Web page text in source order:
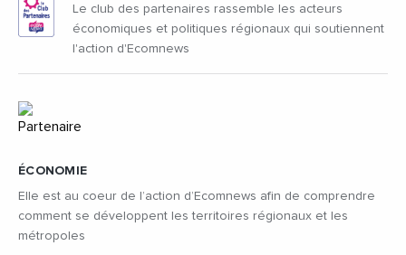
ÉCONOMIE
Elle est au coeur de l’action d’Ecomnews afin de comprendre
comment se développent les territoires régionaux et les
métropoles
Le club des partenaires rassemble les acteurs
économiques et politiques régionaux qui soutiennent
l'action d'Ecomnews